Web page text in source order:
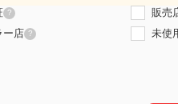
? 販売
ー店 ? 未使